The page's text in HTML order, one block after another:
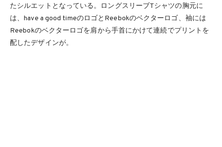
たシルエットとなっている。ロングスリーブTシャツの胸元に
は、have a good timeのロゴとReebokのベクターロゴ、袖には
Reebokのベクターロゴを肩から手首にかけて連続でプリントを
配したデザインが。